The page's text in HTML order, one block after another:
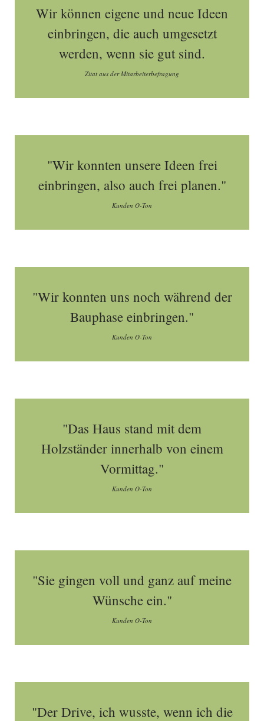
Wir können eigene und neue Ideen
einbringen, die auch umgesetzt
werden, wenn sie gut sind.
Zitat aus der Mitarbeiterbefragung
"Wir konnten unsere Ideen frei
einbringen, also auch frei planen."
Kunden O-Ton
"Wir konnten uns noch während der
Bauphase einbringen."
Kunden O-Ton
"Das Haus stand mit dem
Holzständer innerhalb von einem
Vormittag."
Kunden O-Ton
"Sie gingen voll und ganz auf meine
Wünsche ein."
Kunden O-Ton
"Der Drive, ich wusste, wenn ich die